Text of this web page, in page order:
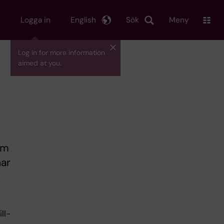
Logga in
Log in for more information
aimed at you.
Sök
English Meny